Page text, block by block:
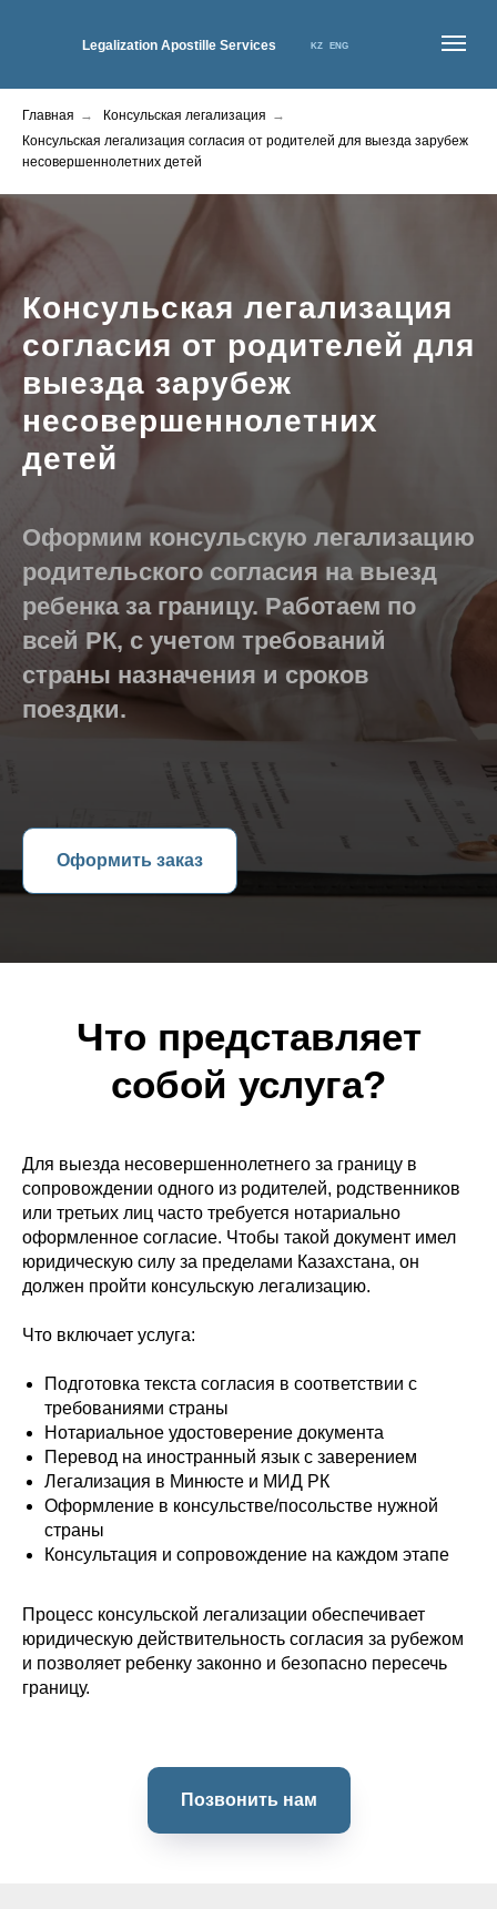
Legalization Apostille Services ENG
KZ
Главная → Консульская легализация →
Консульская легализация согласия от родителей для выезда зарубеж
несовершеннолетних детей
Консульская легализация
согласия от родителей для
выезда зарубеж
несовершеннолетних
детей
Оформим консульскую легализацию
родительского согласия на выезд
ребенка за границу. Работаем по
всей РК, с учетом требований
страны назначения и сроков
поездки.
Оформить заказ
Что представляет
собой услуга?
Для выезда несовершеннолетнего за границу в
сопровождении одного из родителей, родственников
или третьих лиц часто требуется нотариально
оформленное согласие. Чтобы такой документ имел
юридическую силу за пределами Казахстана, он
должен пройти консульскую легализацию.
Что включает услуга:
Подготовка текста согласия в соответствии с
требованиями страны
Нотариальное удостоверение документа
Перевод на иностранный язык с заверением
Легализация в Минюсте и МИД РК
Оформление в консульстве/посольстве нужной
страны
Консультация и сопровождение на каждом этапе
Процесс консульской легализации обеспечивает
юридическую действительность согласия за рубежом
и позволяет ребенку законно и безопасно пересечь
границу.
Позвонить нам